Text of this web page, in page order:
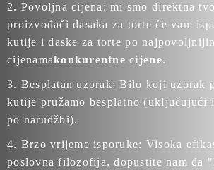
2. Povoljna cijena: mi smo direktna
proizvođači dasaka za torte će vam
kutije i daske za torte po
cijenamakonkurentne cijene.
3. Besplatan uzorak: Bilo koji uzorak
kutije pružamo besplatno (uključujući i
po narudžbi).
4. Brzo vrijeme isporuke: Visoka
poslovna filozofija, dopustite nam da